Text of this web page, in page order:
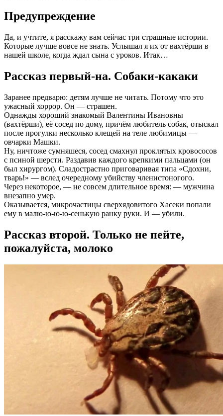
Предупреждение
Да, и учтите, я расскажу вам сейчас три страшные истории.
Которые лучше вовсе не знать. Услышал я их от вахтёрши в
нашей школе, когда ждал сына с уроков. Итак…
Рассказ первый-на. Собаки-какаки
Заранее предварю: детям лучше не читать. Потому что это
ужасный хоррор. Он — страшен.
Однажды хороший знакомый Валентины Ивановны
(вахтёрши), её сосед по дому, причём любитель собак, отыскал
после прогулки несколько клещей на теле любимицы —
овчарки Машки.
Ну, ничтоже сумняшеся, сосед смахнул проклятых кровососов
с псиной шерсти. Раздавив каждого крепкими пальцами (он
был хирургом). Сладострастно приговаривая типа «Сдохни,
тварь!» — вслед очередному убийству членистоногого.
Через некоторое, — не совсем длительное время: — мужчина
внезапно умер.
Оказывается, микрочастицы сверхядовитого Хасеки попали
ему в малю-ю-ю-ю-сенькую ранку руки. И — убили.
Рассказ второй. Только не пейте,
пожалуйста, молоко